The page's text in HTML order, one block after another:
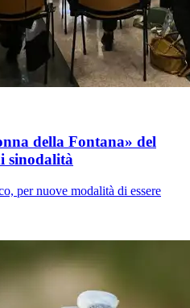
della Fontana» del
sinodalità
per nuove modalità di essere